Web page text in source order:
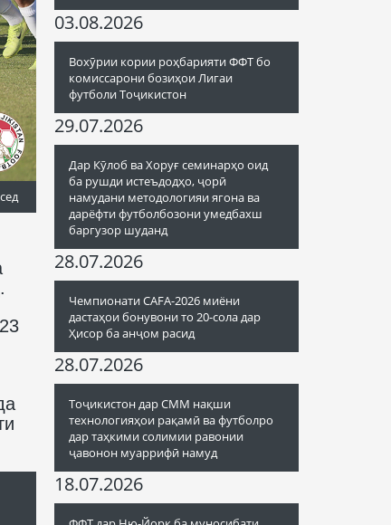
03.08.2026
Вохӯрии кории роҳбарияти ФФТ бо
комиссарони бозиҳои Лигаи
футболи Тоҷикистон
29.07.2026
Дар Кӯлоб ва Хоруғ семинарҳо оид
ба рушди истеъдодҳо, ҷорӣ
намудани методологияи ягона ва
дарёфти футболбозони умедбахш
баргузор шуданд
28.07.2026
Чемпионати CAFA-2026 миёни
дастаҳои бонувони то 20-сола дар
Ҳисор ба анҷом расид
28.07.2026
Тоҷикистон дар СММ нақши
технологияҳои рақамӣ ва футболро
дар таҳкими солимии равонии
ҷавонон муаррифӣ намуд
18.07.2026